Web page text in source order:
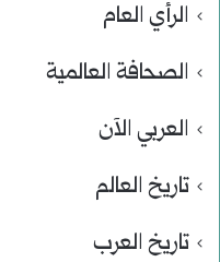
الرأي العام
الصحافة العالمية
العربي الآن
تاريخ العالم
تاريخ العرب